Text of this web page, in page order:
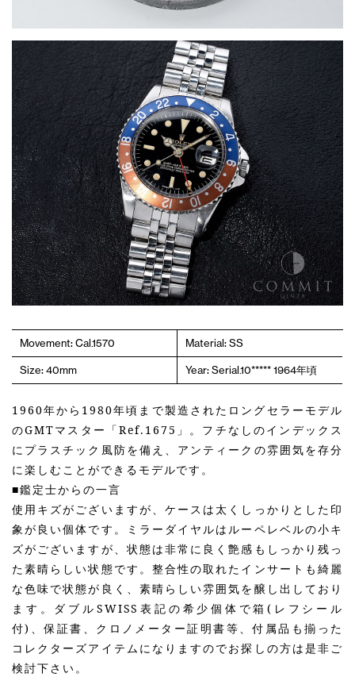
Movement: Cal.1570 Material: SS
Size: 40mm Year: Serial.10***** 1964年頃
1960年から1980年頃まで製造されたロングセラーモデル
のGMTマスター「Ref.1675」。フチなしのインデックス
にプラスチック風防を備え、アンティークの雰囲気を存分
に楽しむことができるモデルです。
■鑑定士からの一言
使用キズがございますが、ケースは太くしっかりとした印
象が良い個体です。ミラーダイヤルはルーペレベルの小キ
ズがございますが、状態は非常に良く艶感もしっかり残っ
た素晴らしい状態です。整合性の取れたインサートも綺麗
な色味で状態が良く、素晴らしい雰囲気を醸し出しており
ます。ダブルSWISS表記の希少個体で箱(レフシール
付)、保証書、クロノメーター証明書等、付属品も揃った
コレクターズアイテムになりますのでお探しの方は是非ご
検討下さい。